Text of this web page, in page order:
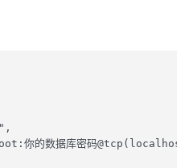
你的数据库密码